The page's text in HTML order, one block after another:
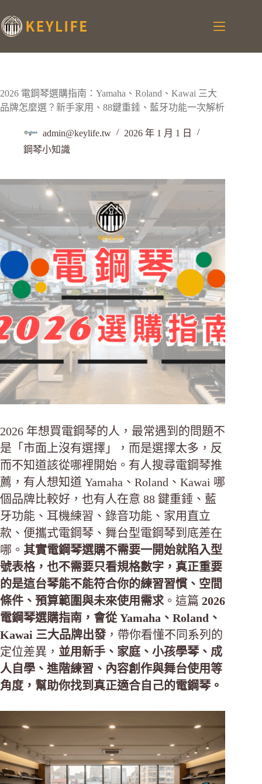
2026 電鋼琴選購指南：Yamaha、Roland、Kawai 三大
品牌怎麼選？新手家用、88鍵重錘、藍牙功能一次解析
admin@keylife.tw
2026 年 1 月 1 日
鋼琴小知識
2026 年想買電鋼琴的人，最常遇到的問題不
是「市面上沒有選擇」，而是選擇太多，反
而不知道該從哪裡開始。有人搜尋電鋼琴推
薦，有人想知道 Yamaha、Roland、Kawai 哪
個品牌比較好，也有人在意 88 鍵重錘、藍
牙功能、耳機練習、錄音功能、家用直立
款、便攜式電鋼琴、舞台型電鋼琴到底差在
哪。 其實電鋼琴選購不需要一開始就陷入型
號表格，也不需要只看規格數字，真正重要
的是這台琴能不能符合你的練習習慣、空間
條件、預算範圍與未來使用需求。這篇 2026
電鋼琴選購指南，會從 Yamaha、Roland、
Kawai 三大品牌出發，帶你看懂不同系列的
定位差異， 並用新手、家庭、小孩學琴、成
人自學、進階練習、內容創作與舞台使用等
角度，幫助你找到真正適合自己的電鋼琴。